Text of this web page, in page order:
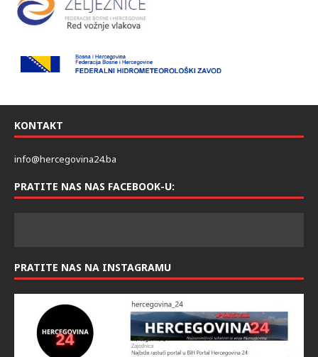
KONTAKT
info@hercegovina24.ba
PRATITE NAS NAS FACEBOOK-U:
PRATITE NAS NA INSTAGRAMU